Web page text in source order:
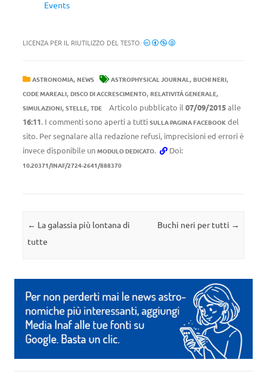
Events
LICENZA PER IL RIUTILIZZO DEL TESTO:
ASTRONOMIA, NEWS ASTROPHYSICAL JOURNAL, BUCHI NERI,
CODE MAREALI, DISCO DI ACCRESCIMENTO, RELATIVITÀ GENERALE,
SIMULAZIONI, STELLE, TDE Articolo pubblicato il 07/09/2015alle
16:11. I commenti sono aperti a tutti SULLA PAGINA FACEBOOK del
sito. Per segnalare alla redazione refusi, imprecisioni ed errori è
invece disponibile un MODULO DEDICATO. Doi:
10.20371/INAF/2724-2641/888370
Navigazione articolo
← La galassia più lontana di
tutte
Buchi neri per tutti →